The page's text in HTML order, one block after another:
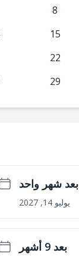
8
15
22
29
بعد شهر واحد
يوليو 14, 2027
بعد 9 أشهر